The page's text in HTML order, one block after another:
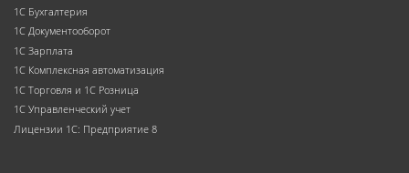
1С Бухгалтерия
1С Документооборот
1С Зарплата
1С Комплексная автоматизация
1С Торговля и 1С Розница
1С Управленческий учет
Лицензии 1С: Предприятие 8